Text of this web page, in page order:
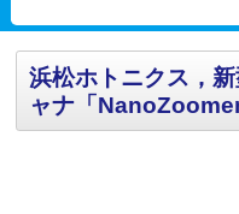
浜松ホトニクス，
ャナ「